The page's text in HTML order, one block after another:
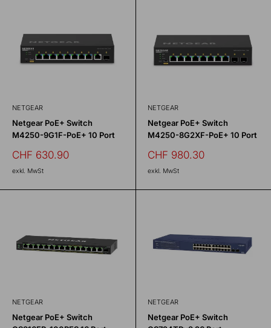
NETGEAR
Netgear PoE+ Switch
M4250-9G1F-PoE+ 10 Port
Sonderpreis
CHF 630.90
exkl. MwSt
NETGEAR
Netgear PoE+ Switch
M4250-8G2XF-PoE+ 10 Port
Sonderpreis
CHF 980.30
exkl. MwSt
NETGEAR
Netgear PoE+ Switch
NETGEAR
Netgear PoE+ Switch